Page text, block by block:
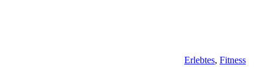
Erlebtes, Fitness